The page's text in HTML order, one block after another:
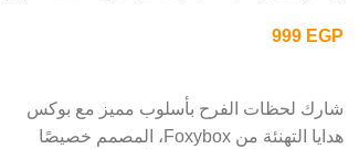
999 EGP
شارك لحظات الفرح بأسلوب مميز مع بوكس
هدايا التهنئة من Foxybox، المصمم خصيصًا